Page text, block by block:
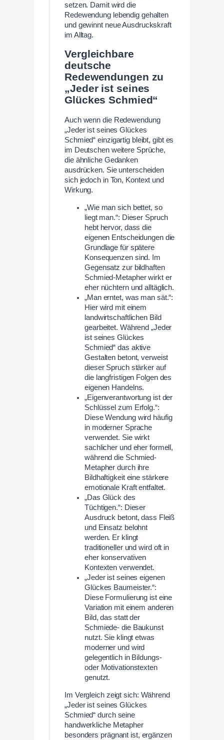
setzen. Damit wird die
Redewendung lebendig gehalten
und gewinnt neue Ausdruckskraft
im Alltag.
Vergleichbare
deutsche
Redewendungen zu
„Jeder ist seines
Glückes Schmied“
Auch wenn die Redewendung
„Jeder ist seines Glückes
Schmied“ einzigartig bleibt, gibt es
im Deutschen weitere Sprüche,
die ähnliche Gedanken
ausdrücken. Sie unterscheiden
sich jedoch in Ton, Kontext und
Wirkung.
„Wie man sich bettet, so
liegt man.“: Dieser Spruch
hebt hervor, dass die
eigenen Entscheidungen die
Grundlage für spätere
Konsequenzen sind. Im
Gegensatz zur bildhaften
Schmied-Metapher wirkt er
eher nüchtern und alltäglich.
„Man erntet, was man sät.“:
Hier wird mit einem
landwirtschaftlichen Bild
gearbeitet. Während „Jeder
ist seines Glückes
Schmied“ das aktive
Gestalten betont, verweist
dieser Spruch stärker auf
die langfristigen Folgen des
eigenen Handelns.
„Eigenverantwortung ist der
Schlüssel zum Erfolg.“:
Diese Wendung wird häufig
in moderner Sprache
verwendet. Sie wirkt
sachlicher und eher formell,
während die Schmied-
Metapher durch ihre
Bildhaftigkeit eine stärkere
emotionale Kraft entfaltet.
„Das Glück des
Tüchtigen.“: Dieser
Ausdruck betont, dass Fleiß
und Einsatz belohnt
werden. Er klingt
traditioneller und wird oft in
eher konservativen
Kontexten verwendet.
„Jeder ist seines eigenen
Glückes Baumeister.“:
Diese Formulierung ist eine
Variation mit einem anderen
Bild, das statt der
Schmiede- die Baukunst
nutzt. Sie klingt etwas
moderner und wird
gelegentlich in Bildungs-
oder Motivationstexten
genutzt.
Im Vergleich zeigt sich: Während
„Jeder ist seines Glückes
Schmied“ durch seine
handwerkliche Metapher
besonders prägnant ist, ergänzen